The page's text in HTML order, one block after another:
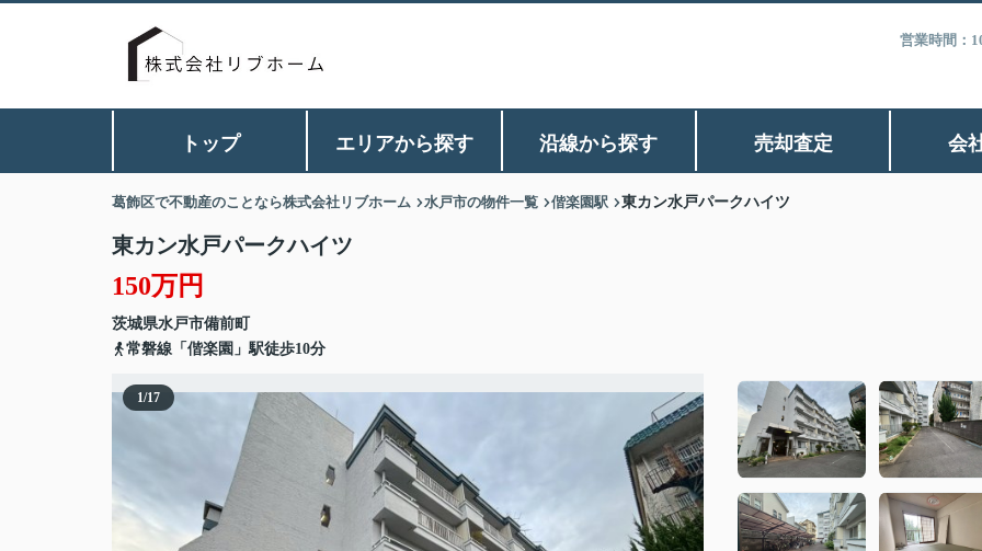
営業時間：
トップ エリアから探す 沿線から探す 売却査定 会
葛飾区で不動産のことなら株式会社リブホーム 水戸市の物件一覧 偕楽園駅 東カン水戸パークハイツ
東カン水戸パークハイツ
150万円
茨城県水戸市備前町
常磐線「偕楽園」駅徒歩10分
1/17